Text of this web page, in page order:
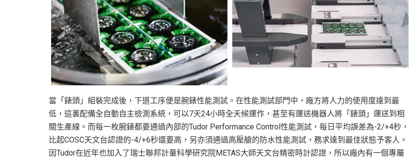
當「錶頭」組裝完成後，下道工序便是腕錶性能測試。在性能測試部門中，廠方將人力的使用度達到最
低，這裏配備全自動自主檢測系統，可以7天24小時全天候運作，甚至有運送機器人將「錶頭」運送到相
關生產線。而每一枚腕錶都要通過內部的Tudor Performance Control性能測試，每日平均誤差為-2/+4秒，
比起COSC天文台認證的-4/+6秒還要高，另亦須通過高壓艙的防水性能測試，務求達到最佳狀態予客人。
因Tudor在近年也加入了瑞士聯邦計量科學研究院METAS大師天文台精密時計認證，所以廠內有一個專屬